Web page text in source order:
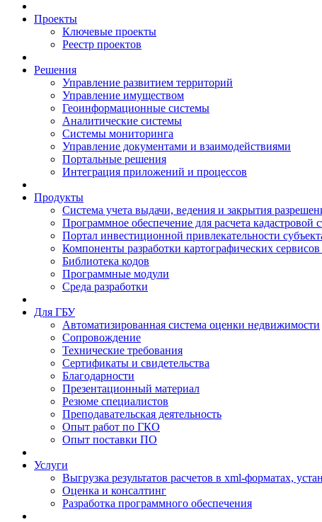
Проекты
Ключевые проекты
Реестр проектов
Решения
Управление развитием территорий
Управление имуществом
Геоинформационные системы
Аналитические системы
Системы мониторинга
Управление документами и взаимодействиями
Портальные решения
Интеграция приложений и процессов
Продукты
Система учета выдачи, ведения и закрытия
Программное обеспечение для расчета кадастровой
Портал инвестиционной привлекательности
Компоненты разработки картографических
Библиотека кодов
Программные модули
Среда разработки
Для ГБУ
Автоматизированная система оценки недвижимости
Сопровождение
Технические требования
Сертификаты и свидетельства
Благодарности
Презентационный материал
Резюме специалистов
Преподавательская деятельность
Опыт работ по ГКО
Опыт поставки ПО
Услуги
Выгрузка результатов расчетов в xml-форматах,
Оценка и консалтинг
Разработка программного обеспечения